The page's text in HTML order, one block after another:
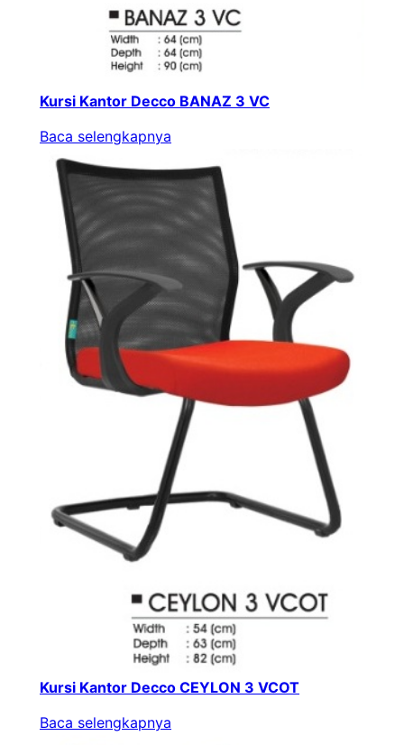
Kursi Kantor Decco BANAZ 3 VC
Baca selengkapnya
Kursi Kantor Decco CEYLON 3 VCOT
Baca selengkapnya